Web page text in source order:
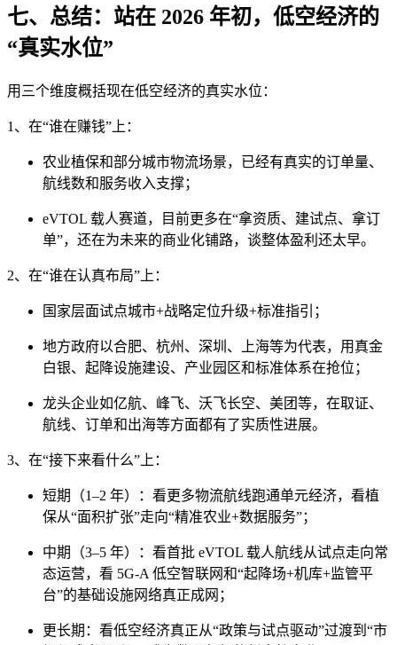
七、总结：站在 2026 年初，低空经济的
“真实水位”
用三个维度概括现在低空经济的真实水位：
1、在“谁在赚钱”上：
农业植保和部分城市物流场景，已经有真实的订单量、
航线数和服务收入支撑；
eVTOL 载人赛道，目前更多在“拿资质、建试点、拿订
单”，还在为未来的商业化铺路，谈整体盈利还太早。
2、在“谁在认真布局”上：
国家层面试点城市+战略定位升级+标准指引；
地方政府以合肥、杭州、深圳、上海等为代表，用真金
白银、起降设施建设、产业园区和标准体系在抢位；
龙头企业如亿航、峰飞、沃飞长空、美团等，在取证、
航线、订单和出海等方面都有了实质性进展。
3、在“接下来看什么”上：
短期（1–2 年）：看更多物流航线跑通单元经济，看植
保从“面积扩张”走向“精准农业+数据服务”；
中期（3–5 年）：看首批 eVTOL 载人航线从试点走向常
态运营，看 5G‑A 低空智联网和“起降场+机库+监管平
台”的基础设施网络真正成网；
更长期：看低空经济真正从“政策与试点驱动”过渡到“市